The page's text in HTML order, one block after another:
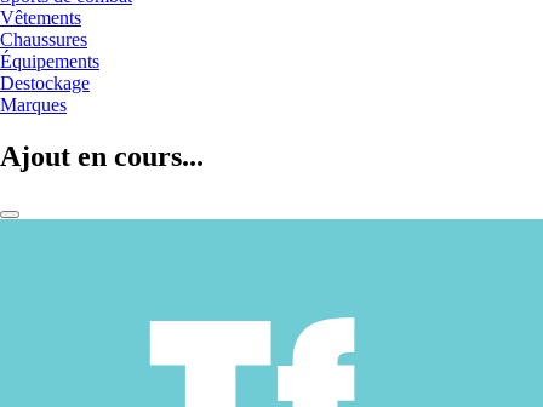
Vêtements
Chaussures
Équipements
Destockage
Marques
Ajout en cours...